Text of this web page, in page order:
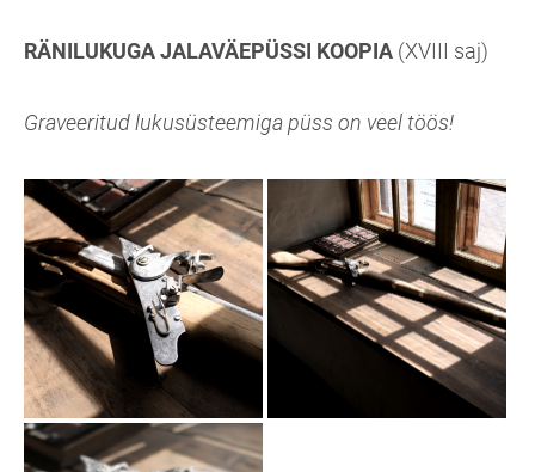
RÄNILUKUGA JALAVÄEPÜSSI KOOPIA (XVIII saj)
Graveeritud lukusüsteemiga püss on veel töös!